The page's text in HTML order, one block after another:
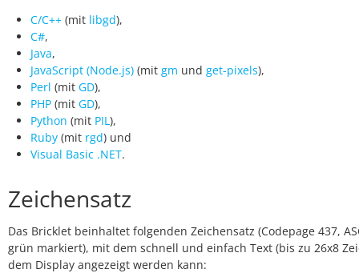
C/C++ (mit libgd),
C#,
Java,
JavaScript (Node.js) (mit gm und get-pixels),
Perl (mit GD),
PHP (mit GD),
Python (mit PIL),
Ruby (mit rgd) und
Visual Basic .NET.
Zeichensatz
Das Bricklet beinhaltet folgenden Zeichensatz (Codepage 437,
grün markiert), mit dem schnell und einfach Text (bis zu 26x8
dem Display angezeigt werden kann: